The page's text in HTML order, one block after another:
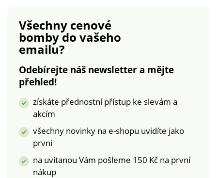
Všechny cenové
bombydo vašeho
emailu?
Odebírejte náš newsletter a mějte
přehled!
získáte přednostní přístup ke slevám a
akcím
všechny novinky na e-shopu uvidíte jako
první
na uvítanou Vám pošleme 150 Kč na první
nákup